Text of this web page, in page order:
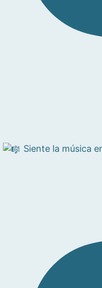
Siente la música